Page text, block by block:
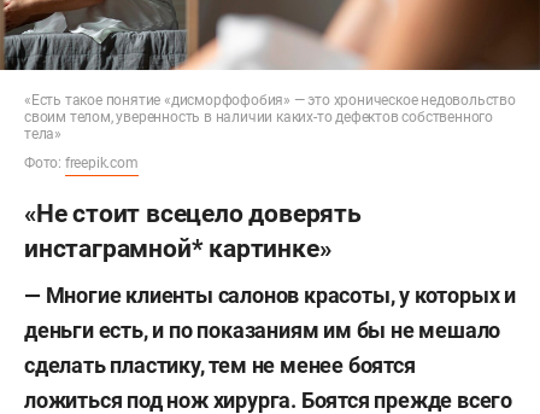
«Есть такое понятие «дисморфофобия» — это хроническое недовольство
своим телом, уверенность в наличии каких-то дефектов собственного
тела»
Фото: freepik.com
«Не стоит всецело доверять
инстаграмной* картинке»
— Многие клиенты салонов красоты, у которых и
деньги есть, и по показаниям им бы не мешало
сделать пластику, тем не менее боятся
ложиться под нож хирурга. Боятся прежде всего